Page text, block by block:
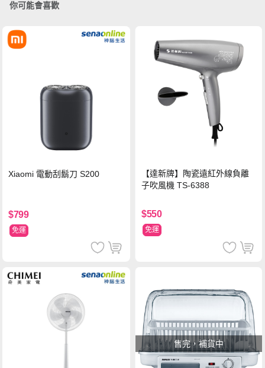
你可能會喜歡
Xiaomi 電動刮鬍刀 S200
$799
免運
【達新牌】陶瓷遠紅外線負離
子吹風機 TS-6388
$550
免運
售完，補貨中